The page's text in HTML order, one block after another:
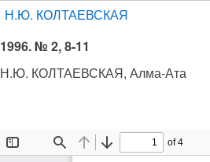
Н.Ю. КОЛТАЕВСКАЯ
1996. № 2, 8-11
Н.Ю. КОЛТАЕВСКАЯ, Алма-Ата